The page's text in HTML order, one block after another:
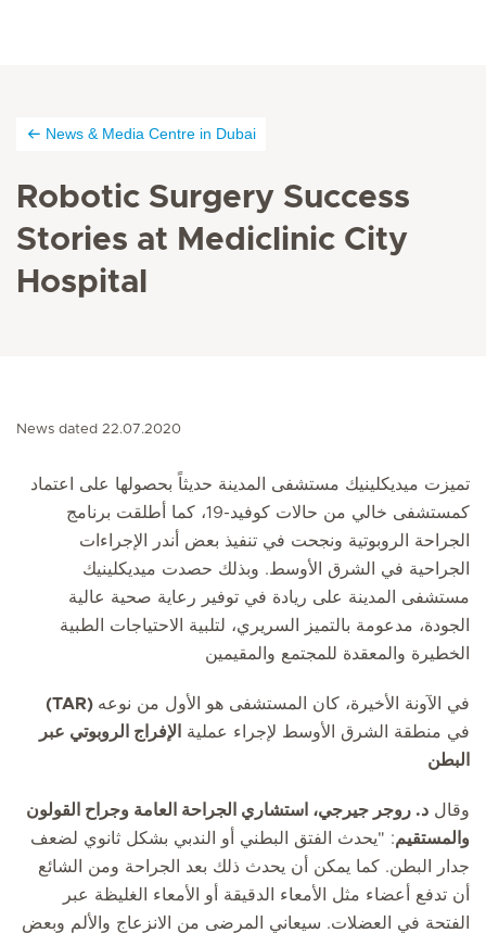
News & Media Centre in Dubai
Robotic Surgery Success
Stories at Mediclinic City
Hospital
News dated 22.07.2020
تميزت ميديكلينيك مستشفى المدينة حديثاً بحصولها على اعتماد
كمستشفى خالي من حالات كوفيد-19، كما أطلقت برنامج
الجراحة الروبوتية ونجحت في تنفيذ بعض أندر الإجراءات
الجراحية في الشرق الأوسط. وبذلك حصدت ميديكلينيك
مستشفى المدينة على ريادة في توفير رعاية صحية عالية
الجودة، مدعومة بالتميز السريري، لتلبية الاحتياجات الطبية
الخطيرة والمعقدة للمجتمع والمقيمين
(TAR) في الآونة الأخيرة، كان المستشفى هو الأول من نوعه
في منطقة الشرق الأوسط لإجراء عملية
الإفراج الروبوتي عبر
البطن
وقال د. روجر جيرجي، استشاري الجراحة العامة وجراح القولون
والمستقيم: "يحدث الفتق البطني أو الندبي بشكل ثانوي لضعف
جدار البطن. كما يمكن أن يحدث ذلك بعد الجراحة ومن الشائع
أن تدفع أعضاء مثل الأمعاء الدقيقة أو الأمعاء الغليظة عبر
الفتحة في العضلات. سيعاني المرضى من الانزعاج والألم وبعض